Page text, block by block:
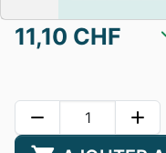
11,10 CHF
remove add